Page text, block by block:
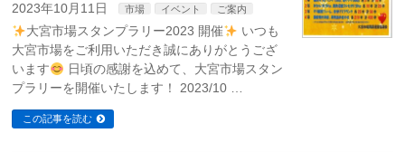
2023年10月11日
市場 イベント ご案内
大宮市場スタンプラリー2023 開催
いつも
大宮市場をご利用いただき誠にありがとうござ
います
日頃の感謝を込めて、大宮市場スタン
プラリーを開催いたします！ 2023/10 …
この記事を読む